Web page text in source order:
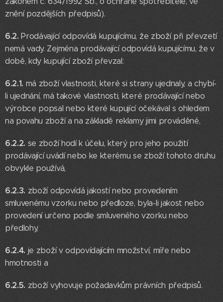
znění pozdějších předpisů).
6.2.Prodávající odpovídá kupujícímu, že zboží při převzetí
nemá vady. Zejména prodávající odpovídá kupujícímu, že v
době, kdy kupující zboží převzal:
6.2.1.má zboží vlastnosti, které si strany ujednaly, a chybí-
li ujednání, má takové vlastnosti, které prodávající nebo
výrobce popsal nebo které kupující očekával s ohledem
na povahu zboží a na základě reklamy jimi prováděné,
6.2.2. se zboží hodí k účelu, který pro jeho použití
prodávající uvádí nebo ke kterému se zboží tohoto druhu
obvykle používá,
6.2.3.zboží odpovídá jakostí nebo provedením
smluvenému vzorku nebo předloze, byla-li jakost nebo
provedení určeno podle smluveného vzorku nebo
předlohy,
6.2.4. je zboží v odpovídajícím množství, míře nebo
hmotnosti a
6.2.5. zboží vyhovuje požadavkům právních předpisů.